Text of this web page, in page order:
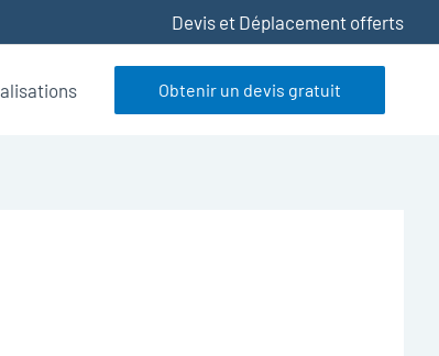
Devis et Déplacement offerts
Obtenir un devis gratuit